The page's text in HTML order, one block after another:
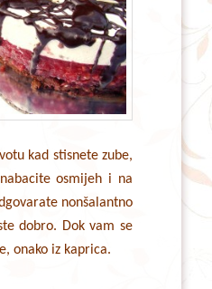
kad stisnete zube,
osmijeh i na
nonšalantno
dobro. Dok vam se
onako iz kaprica.